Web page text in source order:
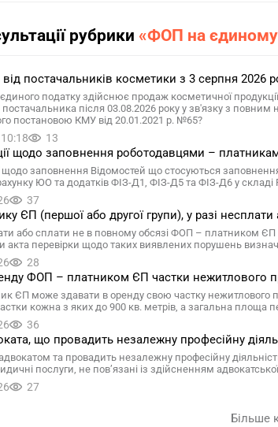
рубрики «ФОП на єдиному
постачальників косметики з 3 серпня
податку здійснює продаж косметичної
постачальника після 03.08.2026 року у зв'язку з
постановою КМУ від 20.01.2021 р. №65?
13
щодо заповнення роботодавцями –
щодо заповнення Відомостей що стосуються
ЮО та додатків ФІЗ-Д1, ФІЗ-Д5 та ФІЗ-Д6 у
37
ЄП (першої або другої групи), у разі
або сплати не в повному обсязі ФОП – платником ЄП
акта перевірки щодо таких виявлених порушень
28
ФОП – платником ЄП частки нежитлового
ЄП може здавати в оренду свою частку нежитлового
кожна з яких до 900 кв. метрів, а загальна площа
36
що провадить незалежну професійну
та провадить незалежну професійну
послуги, не пов’язані із здійсненням
27
Більше